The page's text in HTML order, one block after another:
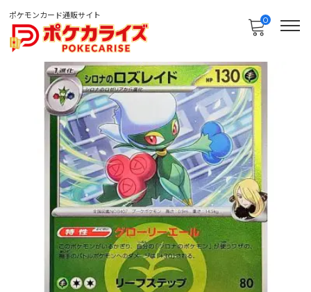
ポケモンカード通販サイト 0